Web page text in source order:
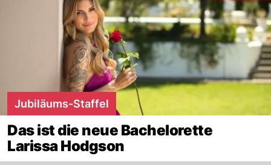
Jubiläums-Staffel
Das ist die neue Bachelorette
Larissa Hodgson